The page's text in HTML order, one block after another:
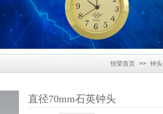
恒荣首页 >> 钟头
70mm石英钟头
直径70mm石英钟头